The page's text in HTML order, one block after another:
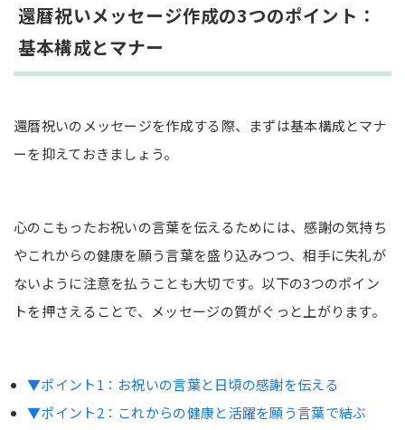
【相手別】すぐに使える還暦祝いメッセージの例文
25選
義父母（義父・義母）へ送るメッセージ【例文5
選】
友人・知人へ送るメッセージ【例文5選】
職場の上司・先輩・取引先へ送るメッセージ【例
【シーン・テイスト別】還暦祝いメッセージのアイ
ッセージ【例文15選】
おしゃれに祝う英語のメッセージ【例文5選】
還暦祝いメッセージ作成の3つのポイント：
基本構成とマナー
還暦祝いのメッセージを作成する際、まずは基本構成とマナ
ーを抑えておきましょう。
心のこもったお祝いの言葉を伝えるためには、感謝の気持ち
やこれからの健康を願う言葉を盛り込みつつ、相手に失礼が
ないように注意を払うことも大切です。以下の3つのポイン
トを押さえることで、メッセージの質がぐっと上がります。
▼ポイント1：お祝いの言葉と日頃の感謝を伝える
▼ポイント2：これからの健康と活躍を願う言葉で結ぶ